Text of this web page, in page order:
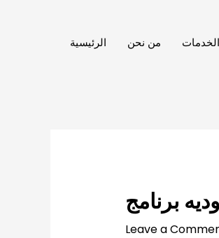
الرئيسية من نحن الخدمات
Leave a